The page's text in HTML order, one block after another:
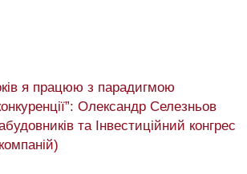
я працюю з парадигмою
Олександр Селезньов
та Інвестиційний конгрес